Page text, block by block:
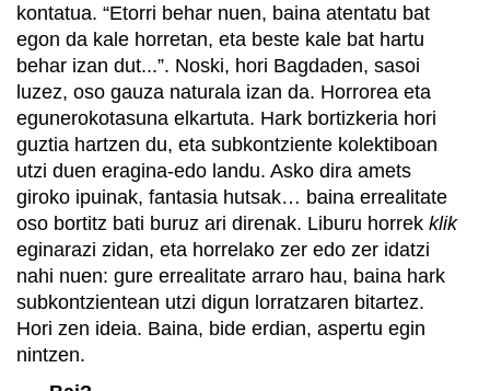
kontatua. “Etorri behar nuen, baina atentatu bat
egon da kale horretan, eta beste kale bat hartu
behar izan dut...”. Noski, hori Bagdaden, sasoi
luzez, oso gauza naturala izan da. Horrorea eta
egunerokotasuna elkartuta. Hark bortizkeria hori
guztia hartzen du, eta subkontziente kolektiboan
utzi duen eragina-edo landu. Asko dira amets
giroko ipuinak, fantasia hutsak… baina errealitate
oso bortitz bati buruz ari direnak. Liburu horrek klik
eginarazi zidan, eta horrelako zer edo zer idatzi
nahi nuen: gure errealitate arraro hau, baina hark
subkontzientean utzi digun lorratzaren bitartez.
Hori zen ideia. Baina, bide erdian, aspertu egin
nintzen.